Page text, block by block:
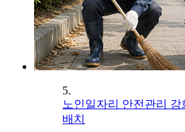
5.
노인일자리 안전관리 강
배치